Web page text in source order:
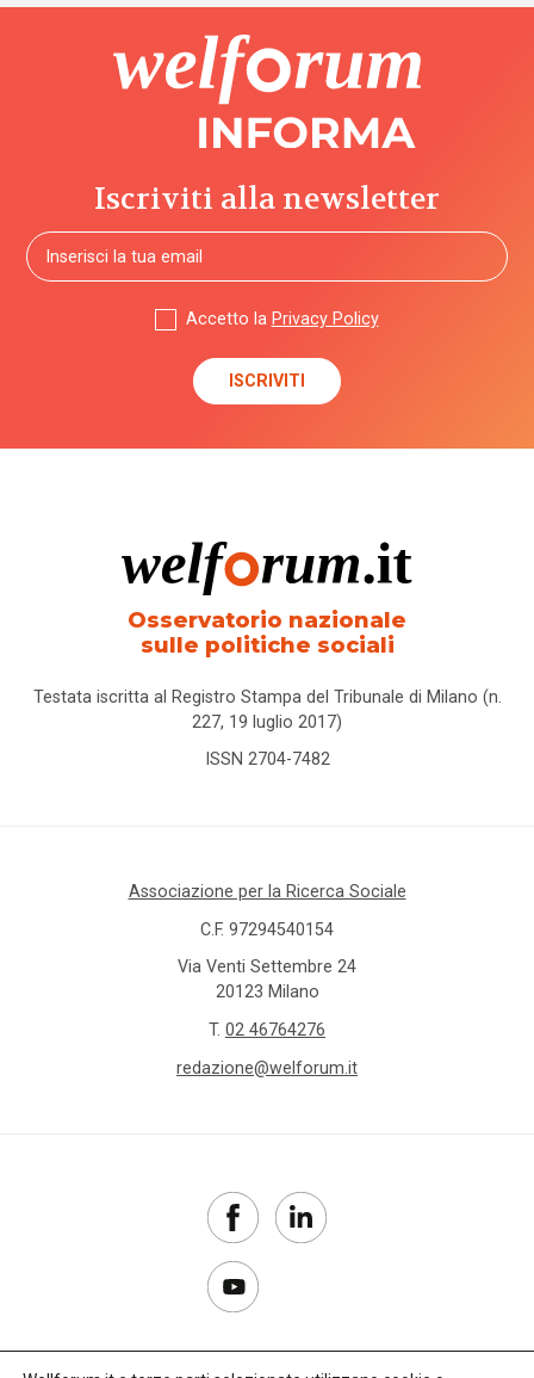
Iscriviti alla newsletter
Accetto la Privacy Policy
Osservatorio nazionale
sulle politiche sociali
Testata iscritta al Registro Stampa del Tribunale di Milano (n.
227, 19 luglio 2017)
ISSN 2704-7482
Associazione per la Ricerca Sociale
C.F. 97294540154
Via Venti Settembre 24
20123 Milano
T. 02 46764276
redazione@welforum.it